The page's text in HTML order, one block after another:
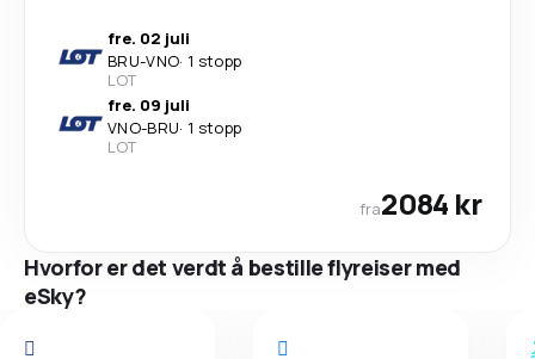
fre. 02 juli
BRU-VNO· 1 stopp
LOT
fre. 09 juli
VNO-BRU· 1 stopp
LOT
fra2084 kr
Hvorfor er det verdt å bestille flyreiser med
eSky?